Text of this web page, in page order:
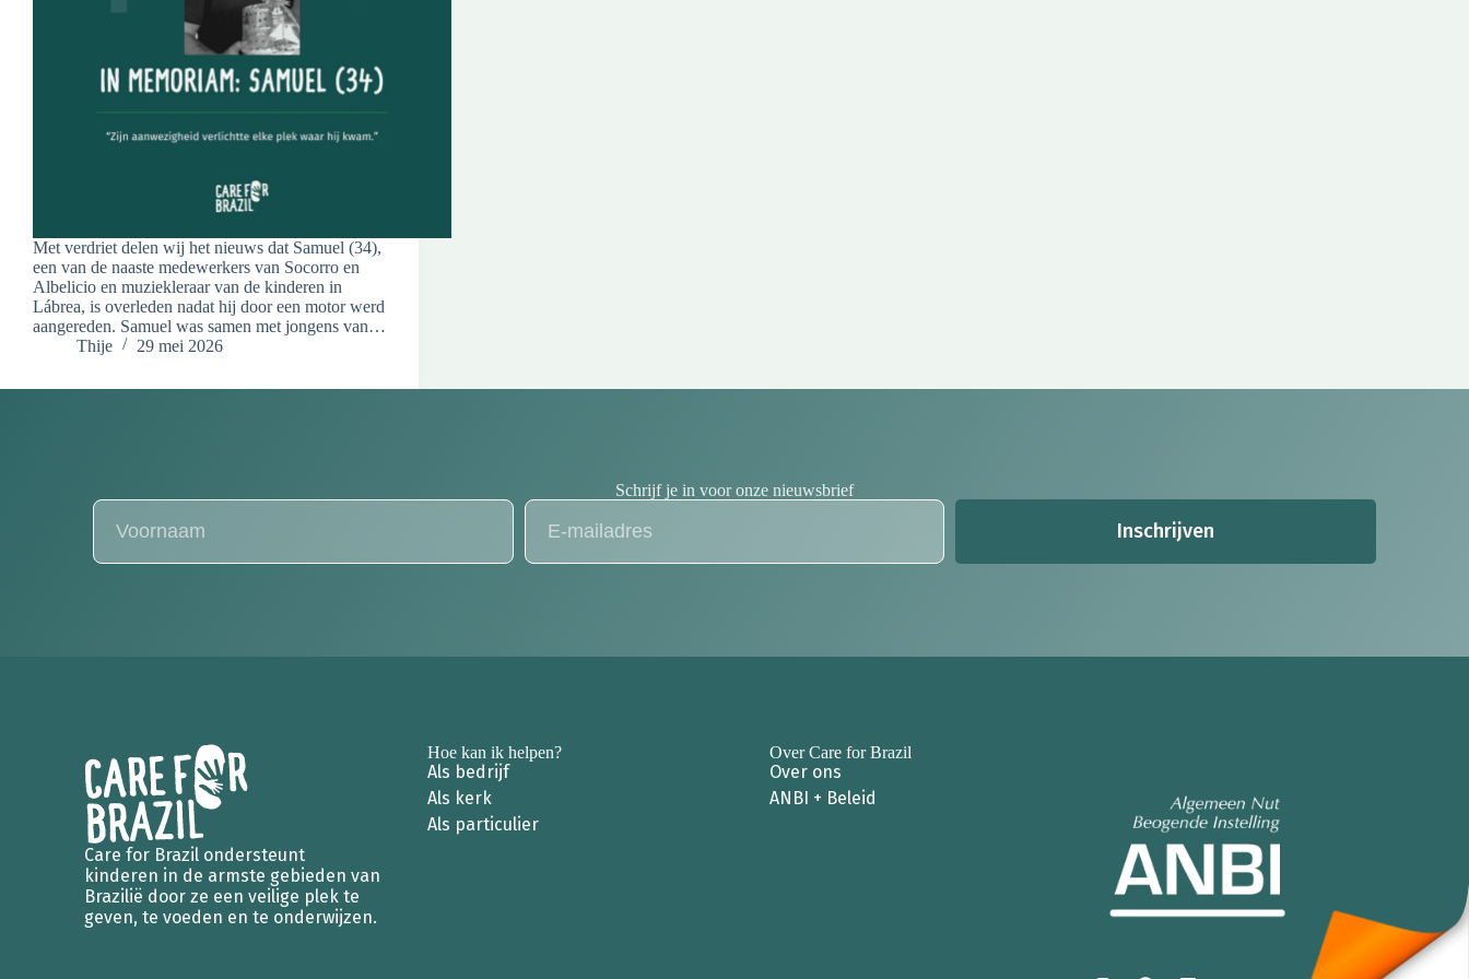
Met verdriet delen wij het nieuws dat Samuel (34),
een van de naaste medewerkers van Socorro en
Albelicio en muziekleraar van de kinderen in
Lábrea, is overleden nadat hij door een motor werd
aangereden. Samuel was samen met jongens van…
Thije
29 mei 2026
Schrijf je in voor onze nieuwsbrief
Inschrijven
Care for Brazil ondersteunt
kinderen in de armste gebieden van
Brazilië door ze een veilige plek te
geven, te voeden en te onderwijzen.
Hoe kan ik helpen?
Als bedrijf
Als kerk
Als particulier
Over Care for Brazil
Over ons
ANBI + Beleid